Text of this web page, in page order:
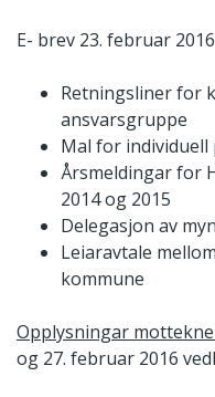
E- brev 23. februar
Retningsliner for
ansvarsgruppe
Mal for individuell
Årsmeldingar for
2014 og 2015
Delegasjon av
Leiaravtale
kommune
Opplysningar
og 27. februar 2016